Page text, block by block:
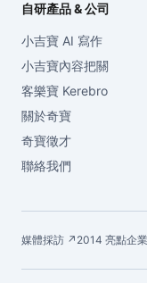
自研產品 & 公司
小吉寶 AI 寫作
小吉寶內容把關
客樂寶 Kerebro
關於奇寶
奇寶徵才
聯絡我們
媒體採訪 ↗ 2014 亮點企